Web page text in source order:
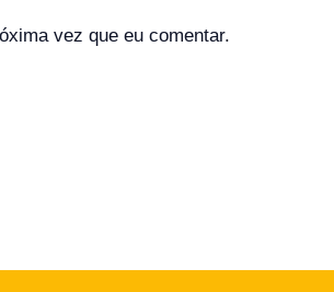
vez que eu comentar.